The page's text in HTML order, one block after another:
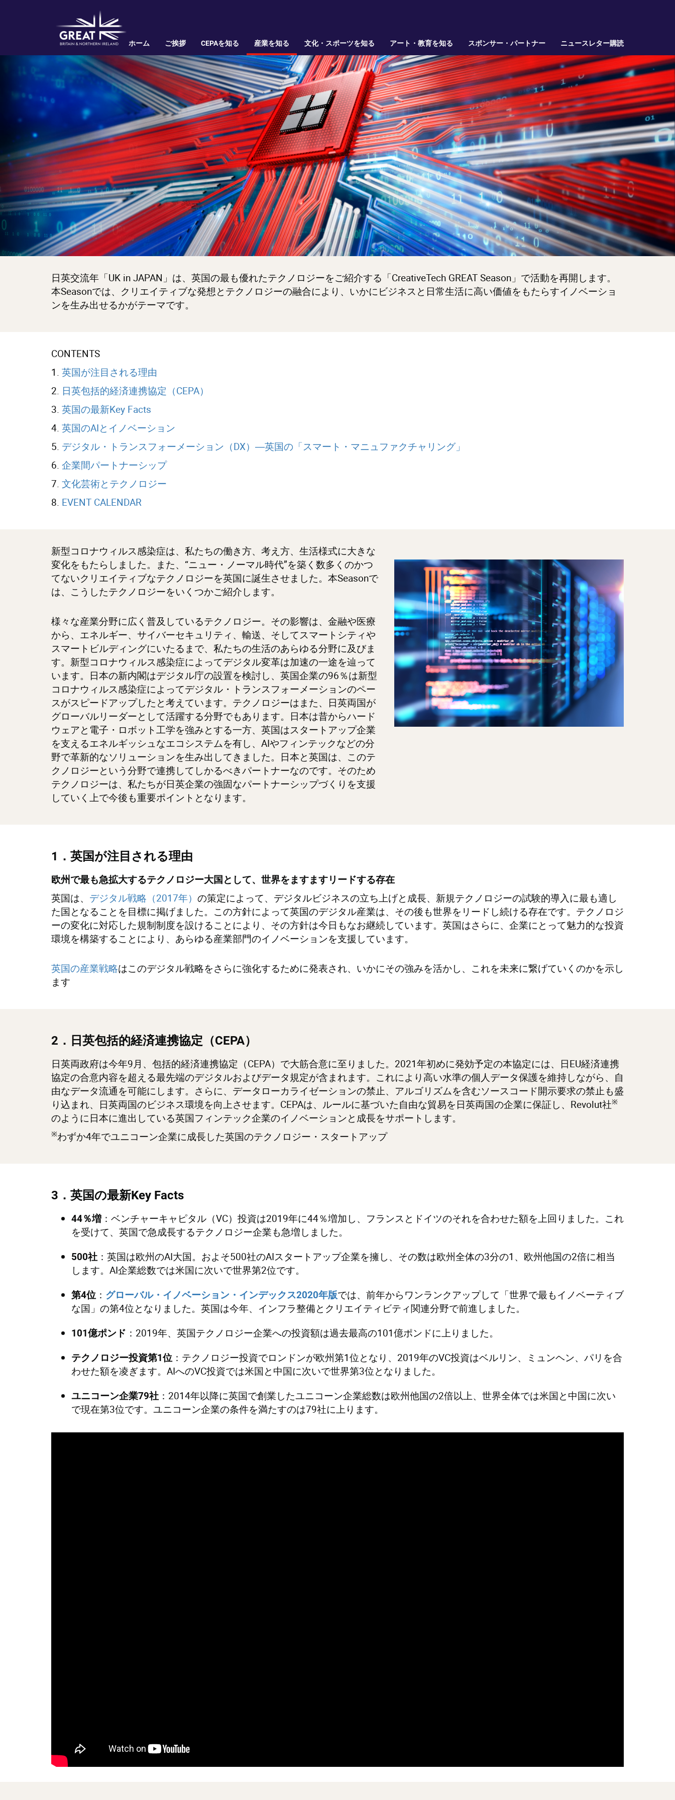
ホーム ご挨拶 CEPAを知る 産業を知る 文化・スポーツを知る アート・教育を知る スポンサー・パートナー ニュースレター購読
日英交流年「UK in JAPAN」は、英国の最も優れたテクノロジーをご紹介する「CreativeTech GREAT Season」で活動を再開します。
本Seasonでは、クリエイティブな発想とテクノロジーの融合により、いかにビジネスと日常生活に高い価値をもたらすイノベーショ
ンを生み出せるかがテーマです。
CONTENTS
1. 英国が注目される理由
2. 日英包括的経済連携協定（CEPA）
3. 英国の最新Key Facts
4. 英国のAIとイノベーション
5. デジタル・トランスフォーメーション（DX）―英国の「スマート・マニュファクチャリング」
6. 企業間パートナーシップ
7. 文化芸術とテクノロジー
8. EVENT CALENDAR
新型コロナウィルス感染症は、私たちの働き方、考え方、生活様式に大きな
変化をもたらしました。また、“ニュー・ノーマル時代”を築く数多くのかつ
てないクリエイティブなテクノロジーを英国に誕生させました。本Seasonで
は、こうしたテクノロジーをいくつかご紹介します。
様々な産業分野に広く普及しているテクノロジー。その影響は、金融や医療
から、エネルギー、サイバーセキュリティ、輸送、そしてスマートシティや
スマートビルディングにいたるまで、私たちの生活のあらゆる分野に及びま
す。新型コロナウィルス感染症によってデジタル変革は加速の一途を辿って
います。日本の新内閣はデジタル庁の設置を検討し、英国企業の96％は新型
コロナウィルス感染症によってデジタル・トランスフォーメーションのペー
スがスピードアップしたと考えています。テクノロジーはまた、日英両国が
グローバルリーダーとして活躍する分野でもあります。日本は昔からハード
ウェアと電子・ロボット工学を強みとする一方、英国はスタートアップ企業
を支えるエネルギッシュなエコシステムを有し、AIやフィンテックなどの分
野で革新的なソリューションを生み出してきました。日本と英国は、このテ
クノロジーという分野で連携してしかるべきパートナーなのです。そのため
テクノロジーは、私たちが日英企業の強固なパートナーシップづくりを支援
していく上で今後も重要ポイントとなります。
1．英国が注目される理由
欧州で最も急拡大するテクノロジー大国として、世界をますますリードする存在
英国は、 デジタル戦略（2017年） の策定によって、デジタルビジネスの立ち上げと成長、新規テクノロジーの試験的導入に最も適し
た国となることを目標に掲げました。この方針によって英国のデジタル産業は、その後も世界をリードし続ける存在です。テクノロジ
ーの変化に対応した規制制度を設けることにより、その方針は今日もなお継続しています。英国はさらに、企業にとって魅力的な投資
環境を構築することにより、あらゆる産業部門のイノベーションを支援しています。
英国の産業戦略はこのデジタル戦略をさらに強化するために発表され、いかにその強みを活かし、これを未来に繋げていくのかを示し
ます
2 ．日英包括的経済連携協定（CEPA）
日英両政府は今年9月、包括的経済連携協定（CEPA）で大筋合意に至りました。2021年初めに発効予定の本協定には、日EU経済連携
協定の合意内容を超える最先端のデジタルおよびデータ規定が含まれます。これにより高い水準の個人データ保護を維持しながら、自
由なデータ流通を可能にします。さらに、データローカライゼーションの禁止、アルゴリズムを含むソースコード開示要求の禁止も盛
り込まれ、日英両国のビジネス環境を向上させます。CEPAは、ルールに基づいた自由な貿易を日英両国の企業に保証し、Revolut社※
のように日本に進出している英国フィンテック企業のイノベーションと成長をサポートします。
※わずか4年でユニコーン企業に成長した英国のテクノロジー・スタートアップ
3 ．英国の最新Key Facts
44％増 ：ベンチャーキャピタル（VC）投資は2019年に44％増加し、フランスとドイツのそれを合わせた額を上回りました。これ
を受けて、英国で急成長するテクノロジー企業も急増しました。
500社 ：英国は欧州のAI大国。およそ500社のAIスタートアップ企業を擁し、その数は欧州全体の3分の1、欧州他国の2倍に相当
します。AI企業総数では米国に次いで世界第2位です。
第4位 ： グローバル・イノベーション・インデックス2020年版では、前年からワンランクアップして「世界で最もイノベーティブ
な国」の第4位となりました。英国は今年、インフラ整備とクリエイティビティ関連分野で前進しました。
101億ポンド ：2019年、英国テクノロジー企業への投資額は過去最高の101億ポンドに上りました。
テクノロジー投資第1位 ：テクノロジー投資でロンドンが欧州第1位となり、2019年のVC投資はベルリン、ミュンヘン、パリを合
わせた額を凌ぎます。AIへのVC投資では米国と中国に次いで世界第3位となりました。
ユニコーン企業79社 ：2014年以降に英国で創業したユニコーン企業総数は欧州他国の2倍以上、世界全体では米国と中国に次い
で現在第3位です。ユニコーン企業の条件を満たすのは79社に上ります。